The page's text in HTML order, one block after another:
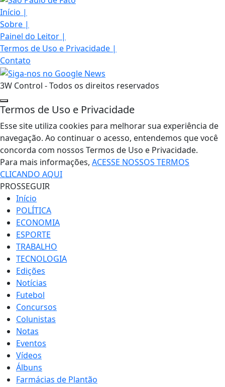
Início |
Sobre |
Painel do Leitor |
Termos de Uso e Privacidade |
Contato
3W Control - Todos os direitos reservados
Termos de Uso e Privacidade
Esse site utiliza cookies para melhorar sua experiência de
navegação. Ao continuar o acesso, entendemos que você
concorda com nossos Termos de Uso e Privacidade.
Para mais informações, ACESSE NOSSOS TERMOS
CLICANDO AQUI
PROSSEGUIR
Início
POLÍTICA
ECONOMIA
ESPORTE
TRABALHO
TECNOLOGIA
Edições
Notícias
Futebol
Concursos
Colunistas
Notas
Eventos
Vídeos
Álbuns
Farmácias de Plantão